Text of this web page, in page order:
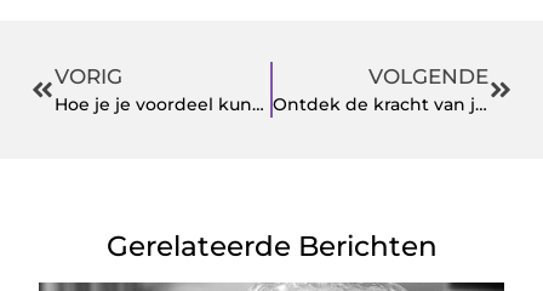
VORIG
Hoe je je voordeel kunt doen met een snelle iPhone oplader
VOLGENDE
Ontdek de kracht van jouw buitenruimte met de juiste tuinaccessoires
Gerelateerde Berichten